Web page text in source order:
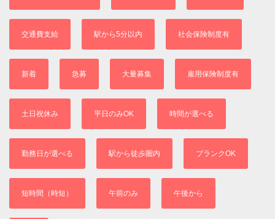
交通費支給 駅から5分以内 社会保険制度有
新着 急募 大量募集 雇用保険制度有
土日祝休み 平日のみOK 時間が選べる
勤務日が選べる 駅から徒歩圏内 ブランクOK
短時間（時短） 午前のみ 午後から